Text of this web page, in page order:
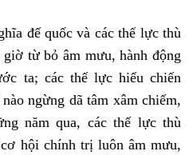
đế quốc và các thế lực thù
từ bỏ âm mưu, hành động
ta; các thế lực hiếu chiến
ngừng dã tâm xâm chiếm,
năm qua, các thế lực thù
hội chính trị luôn âm mưu,